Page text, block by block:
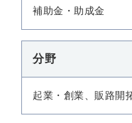
補助金・助成金
分野
起業・創業、販路開